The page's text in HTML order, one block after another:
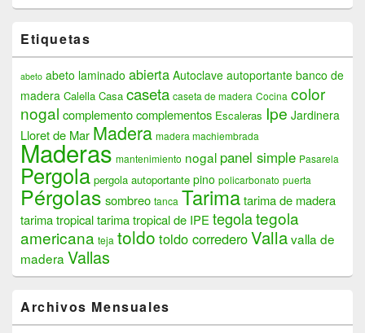
Etiquetas
abeto abeto laminado abierta Autoclave autoportante banco de
madera Calella Casa caseta caseta de madera Cocina color
nogal complementocomplementos Escaleras Ipe Jardinera
Lloret de Mar Madera madera machiembrada
Maderas mantenimiento nogal panel simple Pasarela
Pergola pergola autoportante pino policarbonato puerta
Pérgolas sombreo tanca Tarimatarima de madera
tarima tropicaltarima tropical de IPE tegolategola
americana teja toldo toldo correderoVallavalla de
madera Vallas
Archivos Mensuales